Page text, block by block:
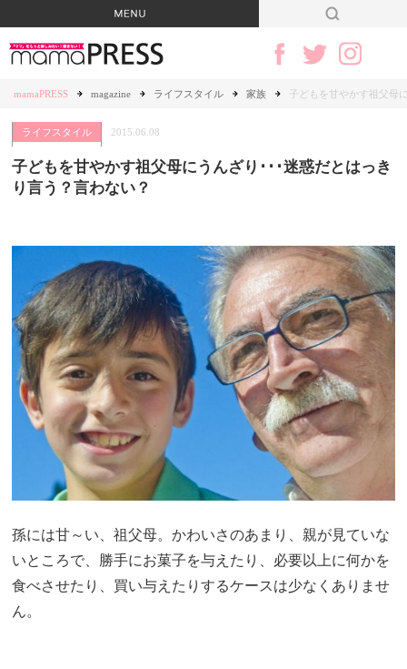
mamaPRESS magazine ライフスタイル 家族 子どもを甘やかす祖父母
ライフスタイル 2015.06.08
子どもを甘やかす祖父母にうんざり･･･迷惑だとはっき
り言う？言わない？
孫には甘～い、祖父母。かわいさのあまり、親が見ていな
いところで、勝手にお菓子を与えたり、必要以上に何かを
食べさせたり、買い与えたりするケースは少なくありませ
ん。